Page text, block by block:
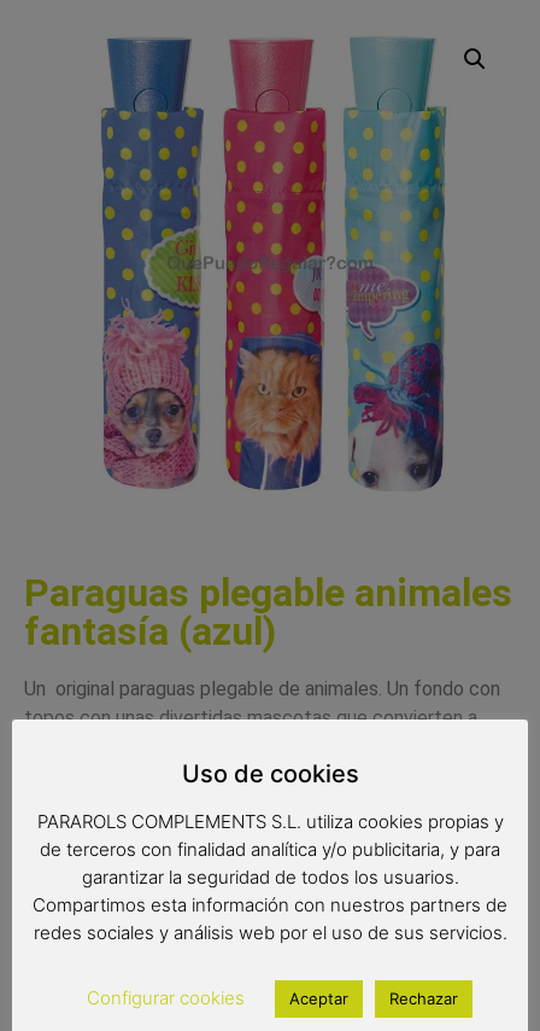
Paraguas plegable animales
fantasía (azul)
Un original paraguas plegable de animales. Un fondo con
topos con unas divertidas mascotas que convierten a
Disponible en tres colores diferentes.
*también disponibles en paraguas largo*
Medidas:
Radio: 55 cm.
Diámetro: 96 cm.
Uso de cookies
PARAROLS COMPLEMENTS S.L. utiliza cookies propias y
de terceros con finalidad analítica y/o publicitaria, y para
garantizar la seguridad de todos los usuarios.
Compartimos esta información con nuestros partners de
redes sociales y análisis web por el uso de sus servicios.
Configurar cookies Aceptar Rechazar